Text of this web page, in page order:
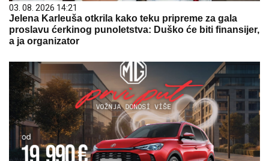
03. 08. 2026 14:21
Jelena Karleuša otkrila kako teku pripreme za gala
proslavu ćerkinog punoletstva: Duško će biti finansijer,
a ja organizator